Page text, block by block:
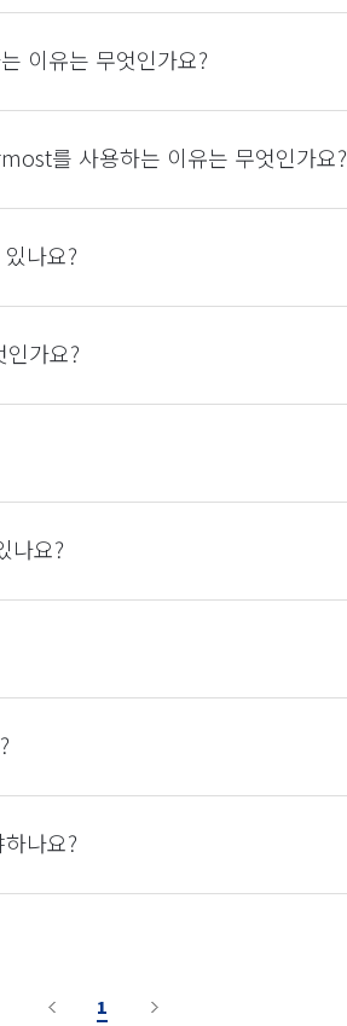
이유는 무엇인가요?
를 사용하는 이유는 무엇인가요?
나요?
가요?
나요?
나요?
1